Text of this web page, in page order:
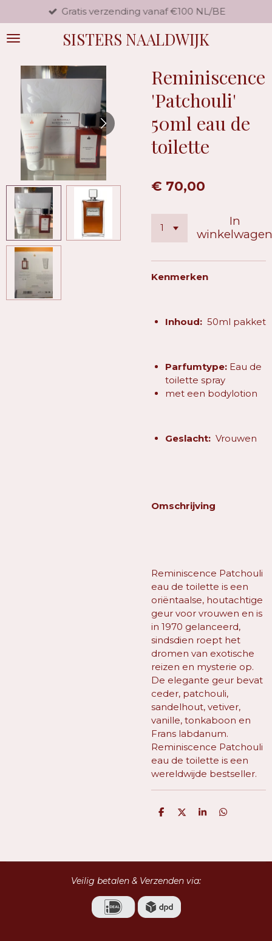
direct
naar
hoofdinhoud
SISTERS NAALDWIJK
Gratis verzending vanaf €100 NL/BE
Reminiscence
'Patchouli'
50ml eau de
toilette
€ 70,00
In
Kenmerken
Inhoud:50ml pakket
Parfumtype:Eau de
toilette spray
met een bodylotion
Geslacht:Vrouwen
Omschrijving
Reminiscence Patchouli
eau de toilette is een
oriëntaalse, houtachtige
geur voor vrouwen en is
in 1970 gelanceerd,
sindsdien roept het
dromen van exotische
reizen en mysterie op.
De elegante geur bevat
ceder, patchouli,
sandelhout, vetiver,
vanille, tonkaboon en
Frans labdanum.
Reminiscence Patchouli
eau de toilette is een
wereldwijde bestseller.
D
D
S
D
Veilig betalen & Verzenden via: